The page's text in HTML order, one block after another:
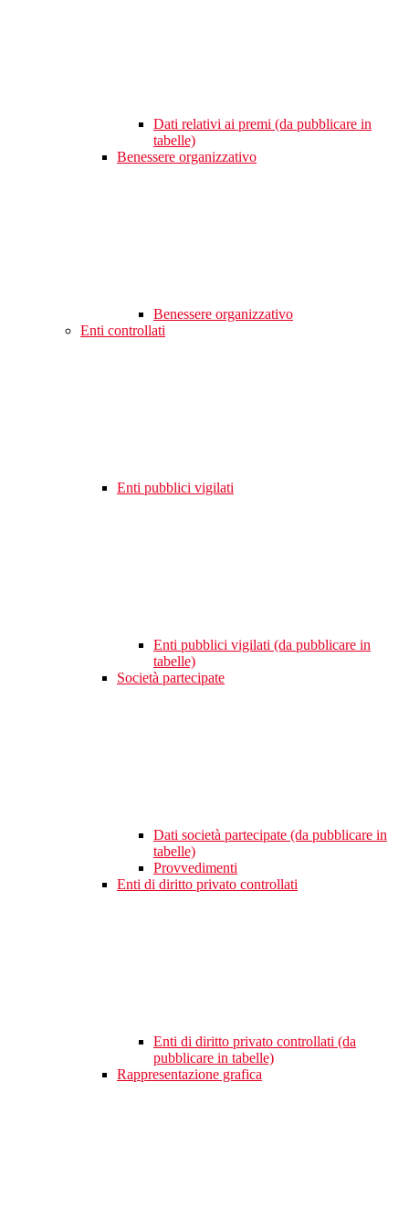
Dati relativi ai premi (da pubblicare in
tabelle)
Benessere organizzativo
Benessere organizzativo
Enti controllati
Enti pubblici vigilati
Enti pubblici vigilati (da pubblicare in
tabelle)
Società partecipate
Dati società partecipate (da pubblicare in
tabelle)
Provvedimenti
Enti di diritto privato controllati
Enti di diritto privato controllati (da
pubblicare in tabelle)
Rappresentazione grafica